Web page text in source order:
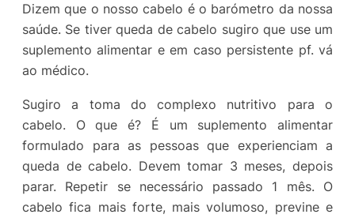
Dizem que o nosso cabelo é o barómetro da nossa
saúde. Se tiver queda de cabelo sugiro que use um
suplemento alimentar e em caso persistente pf. vá
ao médico.
Sugiro a toma do complexo nutritivo para o
cabelo. O que é? É um suplemento alimentar
formulado para as pessoas que experienciam a
queda de cabelo. Devem tomar 3 meses, depois
parar. Repetir se necessário passado 1 mês. O
cabelo fica mais forte, mais volumoso, previne e